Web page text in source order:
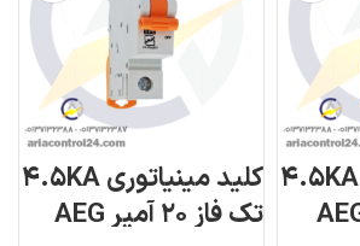
کلید مینیاتوری ۴.۵KA
کلید مینیاتوری ۴.۵KA
تک فاز ۲۰ آمپر AEG